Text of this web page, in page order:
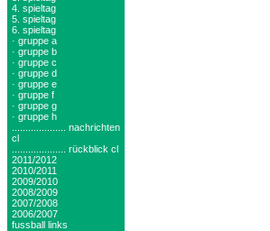
4. spieltag
5. spieltag
6. spieltag
· gruppe a
· gruppe b
· gruppe c
· gruppe d
· gruppe e
· gruppe f
· gruppe g
· gruppe h
.................... nachrichten
cl
.................... rückblick cl
2011/2012
2010/2011
2009/2010
2008/2009
2007/2008
2006/2007
fussball links